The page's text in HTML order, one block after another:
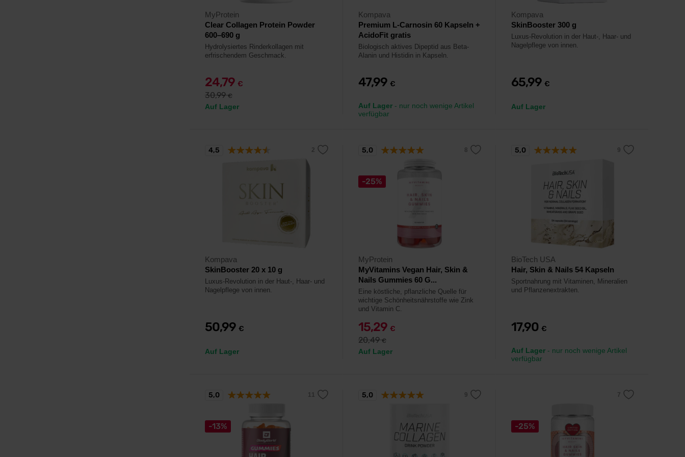
MyProtein
Clear Collagen Protein Powder
600–690 g
Hydrolysiertes Rinderkollagen mit
erfrischendem Geschmack.
24,79 €
30,99€
Auf Lager
Kompava
Premium L-Carnosin 60 Kapseln +
AcidoFit gratis
Biologisch aktives Dipeptid aus Beta-
Alanin und Histidin in Kapseln.
47,99 €
Auf Lager - nur noch wenige Artikel
verfügbar
Kompava
SkinBooster 300 g
Luxus-Revolution in der Haut-, Haar- und
Nagelpflege von innen.
65,99 €
Auf Lager
Kompava
SkinBooster 20 x 10 g
Luxus-Revolution in der Haut-, Haar- und
Nagelpflege von innen.
50,99 €
Auf Lager
4,5
-25%
MyProtein
MyVitamins Vegan Hair, Skin &
Nails Gummies 60 G...
Eine köstliche, pflanzliche Quelle für
wichtige Schönheitsnährstoffe wie Zink
und Vitamin C.
15,29 €
20,49€
Auf Lager
5,0
BioTech USA
Hair, Skin & Nails 54 Kapseln
Sportnahrung mit Vitaminen, Mineralien
und Pflanzenextrakten.
17,90 €
Auf Lager - nur noch wenige Artikel
verfügbar
5,0
-13%
5,0 5,0
-25%